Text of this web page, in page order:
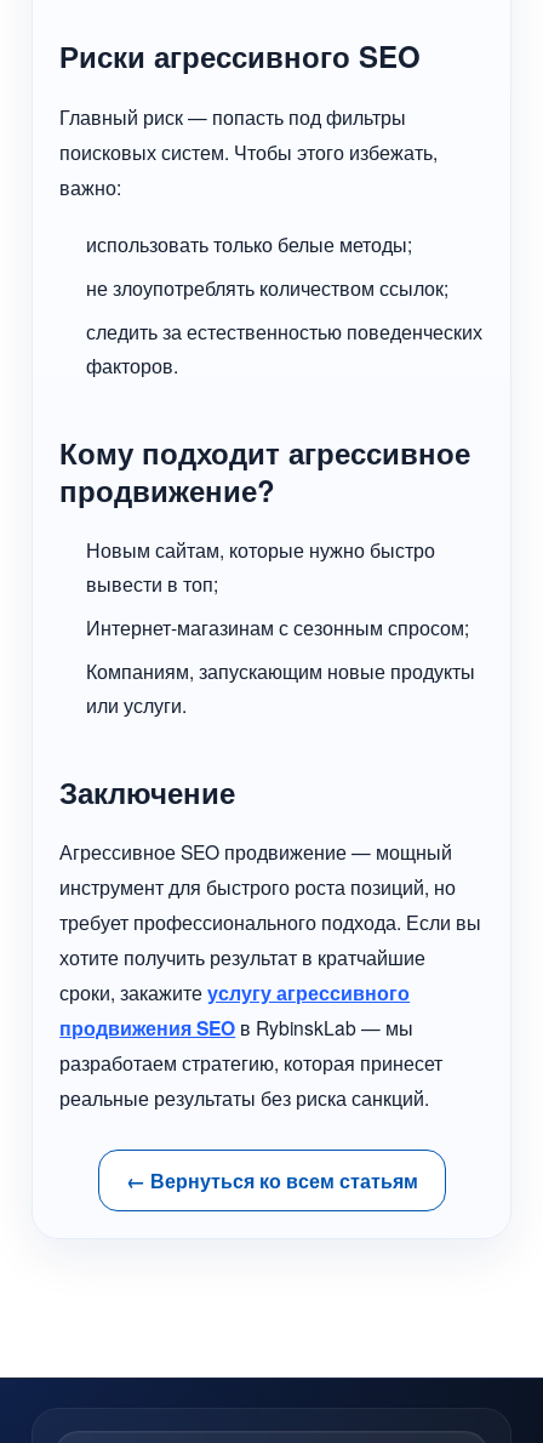
Риски агрессивного SEO
Главный риск — попасть под фильтры
поисковых систем. Чтобы этого избежать,
важно:
использовать только белые методы;
не злоупотреблять количеством ссылок;
следить за естественностью поведенческих
факторов.
Кому подходит агрессивное
продвижение?
Новым сайтам, которые нужно быстро
вывести в топ;
Интернет-магазинам с сезонным спросом;
Компаниям, запускающим новые продукты
или услуги.
Заключение
Агрессивное SEO продвижение — мощный
инструмент для быстрого роста позиций, но
требует профессионального подхода. Если вы
хотите получить результат в кратчайшие
сроки, закажитеуслугу агрессивного
продвижения SEO в RybinskLab — мы
разработаем стратегию, которая принесет
реальные результаты без риска санкций.
← Вернуться ко всем статьям